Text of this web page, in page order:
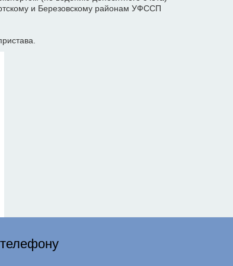
и Березовскому районам УФССП